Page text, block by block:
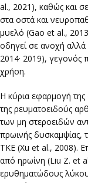
al., 2021), καθώς και
στα οστά και
μυελό (Gao et al.,
οδηγεί σε ανοχή
2014· 2019), γεγονός
χρήση.
Η κύρια εφαρμογή της
της ρευματοειδούς
των μη στεροειδών
πρωινής
ΤΚΕ (Xu et al., 2008).
από ηρωίνη (Liu Z. et
ερυθηματώδους